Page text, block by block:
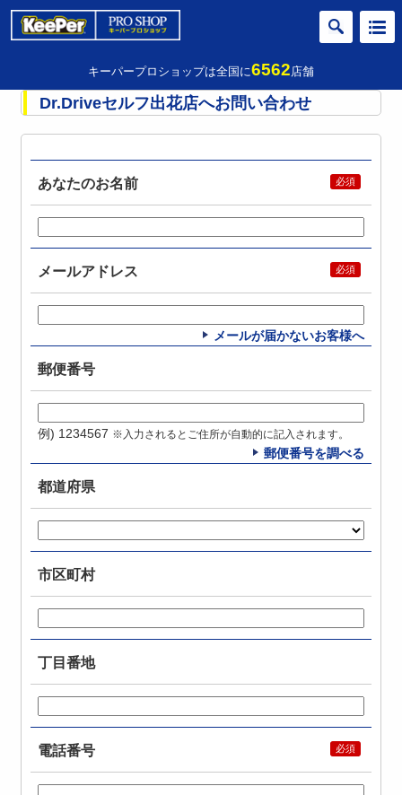
キーパープロショップは全国に6562店舗
Dr.Driveセルフ出花店へお問い合わせ
あなたのお名前
メールアドレス
メールが届かないお客様へ
郵便番号
例) 1234567 ※入力されるとご住所が自動的に記入されます。
郵便番号を調べる
都道府県
市区町村
丁目番地
電話番号